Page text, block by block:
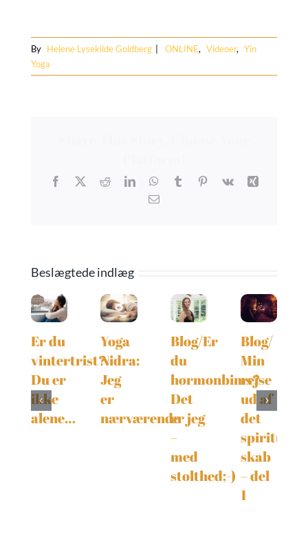
By Helene Lysekilde Goldberg ONLINE, Videoer, Yin
Yoga
Facebook
X RedditLinkedInWhatsApp
TumblrPinterest
Vk
Xing
E-
Beslægtede indlæg
Er du
vintertrist?
Du er
ikke
alene…
Yoga
Nidra:
Jeg
er
nærværende
Blog/Er
du
hormonbims?
Det
er jeg
–
med
stolthed;-)
Blog/
Min
rejse
ud af
det
spirituelle
skab
– del
1